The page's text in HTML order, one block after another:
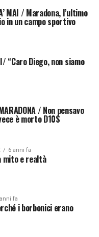
MAI / Maradona, l’ultimo
in un campo sportivo
“Caro Diego, non siamo
/ Non pensavo
è morto D10S
6 anni fa
mito e realtà
fa
i borbonici erano